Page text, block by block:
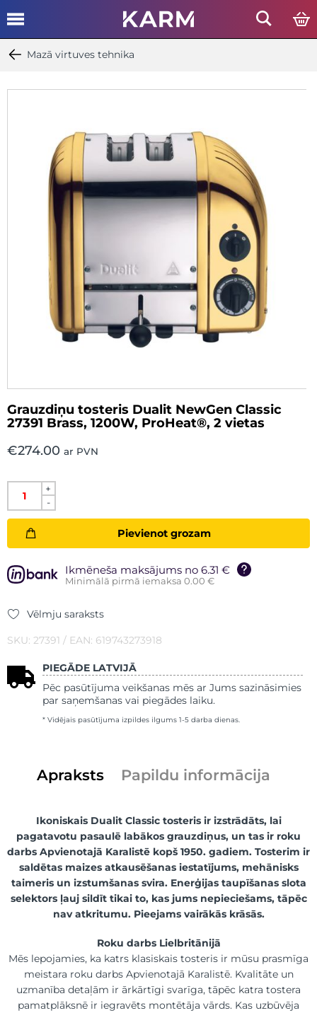
Mazā virtuves tehnika
Grauzdiņu tosteris Dualit NewGen Classic
27391 Brass, 1200W, ProHeat®, 2 vietas
€274.00 ar PVN
+
-
Pievienot grozam
Ikmēneša maksājums no 6.31 €
Minimālā pirmā iemaksa 0.00 €
Vēlmju saraksts
SKU: 27391 / EAN: 619743273918
PIEGĀDE LATVIJĀ
Pēc pasūtījuma veikšanas mēs ar Jums sazināsimies
par saņemšanas vai piegādes laiku.
* Vidējais pasūtījuma izpildes ilgums 1-5 darba dienas.
Apraksts Papildu informācija
Ikoniskais Dualit Classic tosteris ir izstrādāts, lai
pagatavotu pasaulē labākos grauzdiņus, un tas ir roku
darbs Apvienotajā Karalistē kopš 1950. gadiem. Tosterim ir
saldētas maizes atkausēšanas iestatījums, mehānisks
taimeris un izstumšanas svira. Enerģijas taupīšanas slota
selektors ļauj sildīt tikai to, kas jums nepieciešams, tāpēc
nav atkritumu. Pieejams vairākās krāsās.
Roku darbs Lielbritānijā
Mēs lepojamies, ka katrs klasiskais tosteris ir mūsu prasmīga
meistara roku darbs Apvienotajā Karalistē. Kvalitāte un
uzmanība detaļām ir ārkārtīgi svarīga, tāpēc katra tostera
pamatplāksnē ir iegravēts montētāja vārds. Kas uzbūvēja